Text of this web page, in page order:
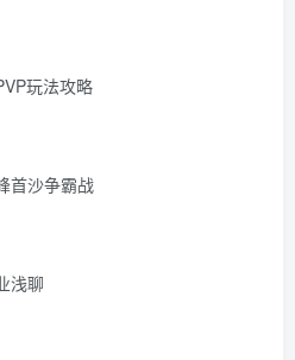
玩法攻略
首沙争霸战
浅聊